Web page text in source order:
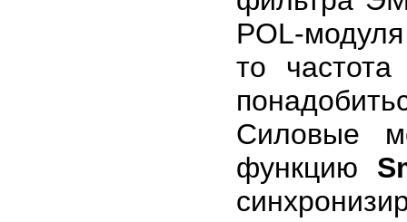
POL-
то
Силовые
функцию